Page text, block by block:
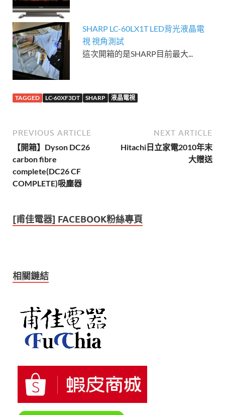
SHARP LC-60LX1T LED背光液晶電
視 視角測試
這次開箱的是SHARP目前最大...
TAGGED LC-60XF3DT SHARP 液晶電視
PREVIOUS ARTICLE
【開箱】Dyson DC26
carbon fibre
complete(DC26 CF
COMPLETE)吸塵器
NEXT ARTICLE
Hitachi日立家電2010年末
大贈送
[甫佳電器] FACEBOOK粉絲專頁
相關鏈結